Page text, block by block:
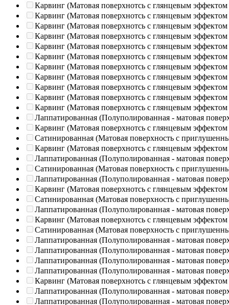
Карвинг (Матовая поверхнотсь с глянцевым эффектом
Карвинг (Матовая поверхнотсь с глянцевым эффектом
Карвинг (Матовая поверхнотсь с глянцевым эффектом
Карвинг (Матовая поверхнотсь с глянцевым эффектом
Карвинг (Матовая поверхнотсь с глянцевым эффектом
Карвинг (Матовая поверхнотсь с глянцевым эффектом
Карвинг (Матовая поверхнотсь с глянцевым эффектом
Карвинг (Матовая поверхнотсь с глянцевым эффектом
Карвинг (Матовая поверхнотсь с глянцевым эффектом
Карвинг (Матовая поверхнотсь с глянцевым эффектом
Карвинг (Матовая поверхнотсь с глянцевым эффектом
Лаппатированная (Полуполированная - матовая
Карвинг (Матовая поверхнотсь с глянцевым эффектом
Сатинированная (Матовая поверхность с
Карвинг (Матовая поверхнотсь с глянцевым эффектом
Лаппатированная (Полуполированная - матовая
Сатинированная (Матовая поверхность с
Лаппатированная (Полуполированная - матовая
Карвинг (Матовая поверхнотсь с глянцевым эффектом
Сатинированная (Матовая поверхность с
Лаппатированная (Полуполированная - матовая
Карвинг (Матовая поверхнотсь с глянцевым эффектом
Сатинированная (Матовая поверхность с
Лаппатированная (Полуполированная - матовая
Лаппатированная (Полуполированная - матовая
Лаппатированная (Полуполированная - матовая
Лаппатированная (Полуполированная - матовая
Карвинг (Матовая поверхнотсь с глянцевым эффектом
Лаппатированная (Полуполированная - матовая
Лаппатированная (Полуполированная - матовая